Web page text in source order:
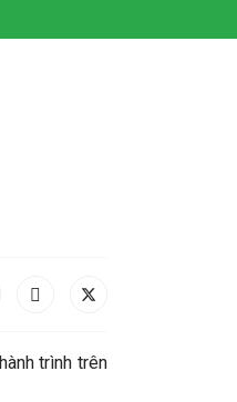
trình trên